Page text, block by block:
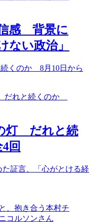
感 背景に
ない政治」
くのか 8月10日から
灯 だれと続
回
証言、「心がとける経